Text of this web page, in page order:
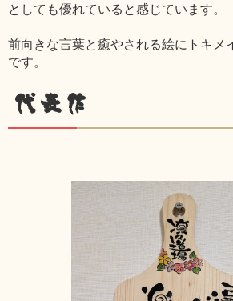
としても優れていると感じています。
前向きな言葉と癒やされる絵にトキメ
です。
代表作